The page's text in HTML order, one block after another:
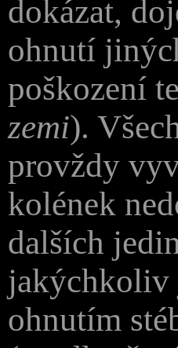
dokázat,
ohnutí
poškození
zemi).
provždy
kolének
dalších
ohnutím